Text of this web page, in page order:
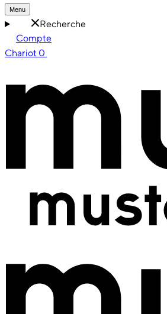
Menu
Recherche
Compte
Chariot 0